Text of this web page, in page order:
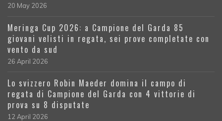
20 May 2026
Meringa Cup 2026: a Campione del Garda 85
giovani velisti in regata, sei prove completate con
vento da sud
26 April 2026
Lo svizzero Robin Maeder domina il campo di
regata di Campione del Garda con 4 vittorie di
prova su 8 disputate
12 April 2026